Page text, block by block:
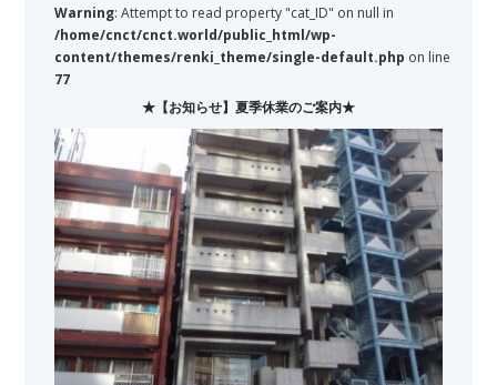
Warning: Attempt to read property "cat_ID" on null in
/home/cnct/cnct.world/public_html/wp-
content/themes/renki_theme/single-default.php on line
77
★【お知らせ】夏季休業のご案内★